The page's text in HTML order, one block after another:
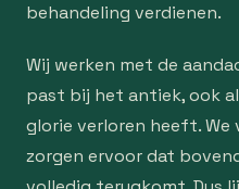
behandeling verdienen.
Wij werken met de
past bij het antiek, ook
glorie verloren heeft. We
zorgen ervoor dat